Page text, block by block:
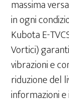
massima
in ogni
Kubota E-
Vortici)
vibrazioni e
riduzione del
informazioni